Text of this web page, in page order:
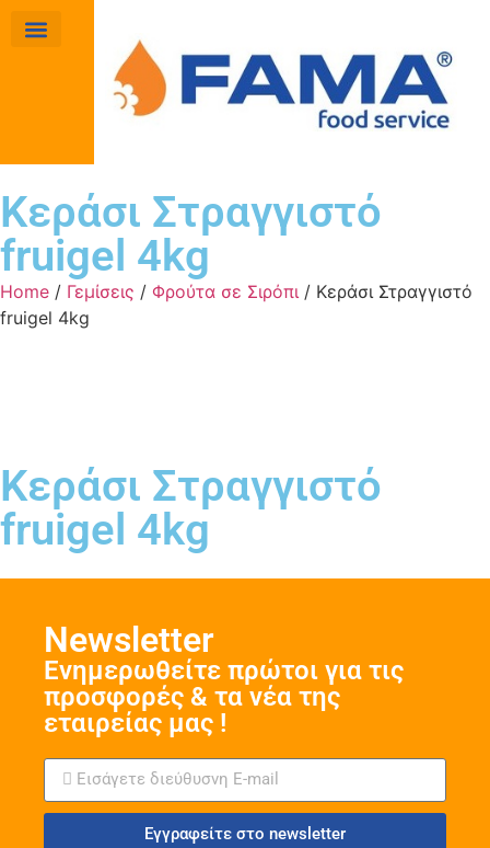
Κεράσι Στραγγιστό
fruigel 4kg
Home / Γεμίσεις / Φρούτα σε Σιρόπι / Κεράσι Στραγγιστό
fruigel 4kg
Κεράσι Στραγγιστό
fruigel 4kg
Νewsletter
Ενημερωθείτε πρώτοι για τις
προσφορές & τα νέα της
εταιρείας μας !
Εγγραφείτε στο newsletter